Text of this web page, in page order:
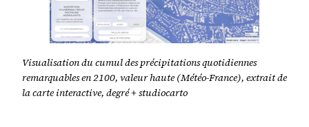
Visualisation du cumul des précipitations quotidiennes
remarquables en 2100, valeur haute (Météo-France), extrait de
la carte interactive, degré + studiocarto